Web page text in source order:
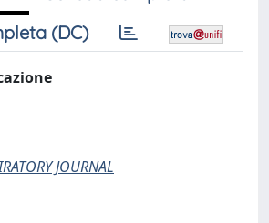
(DC)
JOURNAL